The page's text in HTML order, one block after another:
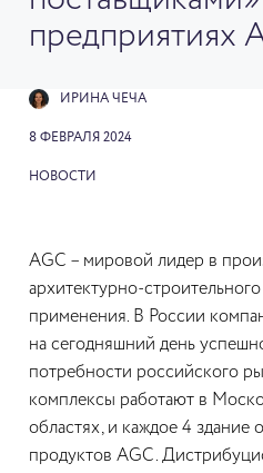
предприятиях
ИРИНА ЧЕЧА
8 ФЕВРАЛЯ 2024
НОВОСТИ
AGC – мировой лидер в
архитектурно-
применения. В России
на сегодняшний день
потребности российского
комплексы работают в
областях, и каждое 4 здание
продуктов AGC.